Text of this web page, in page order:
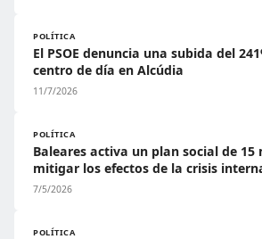
POLÍTICA
El PSOE denuncia una subida del
centro de día en Alcúdia
11/7/2026
POLÍTICA
Baleares activa un plan social de 15
mitigar los efectos de la crisis
7/5/2026
POLÍTICA